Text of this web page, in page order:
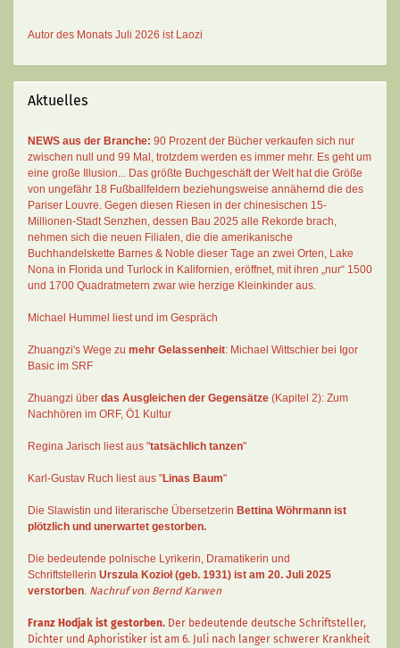
Autor des Monats Juli 2026 ist Laozi
Aktuelles
NEWS aus der Branche: 90 Prozent der Bücher verkaufen sich nur
zwischen null und 99 Mal , trotzdem werden es immer mehr. Es geht um
eine große Illusion... Das größte Buchgeschäft der Welt hat die Größe
von ungefähr 18 Fußballfeldern beziehungsweise annähernd die des
Pariser Louvre. Gegen diesen Riesen in der chinesischen 15-
Millionen-Stadt Senzhen, dessen Bau 2025 alle Rekorde brach,
nehmen sich die neuen Filialen, die die amerikanische
Buchhandelskette Barnes & Noble dieser Tage an zwei Orten, Lake
Nona in Florida und Turlock in Kalifornien, eröffnet, mit ihren „nur“ 1500
und 1700 Quadratmetern zwar wie herzige Kleinkinder aus.
Michael Hummel liest und im Gespräch
Zhuangzi's Wege zu mehr Gelassenheit: Michael Wittschier bei Igor
Basic im SRF
Zhuangzi über das Ausgleichen der Gegensätze (Kapitel 2): Zum
Nachhören im ORF, Ö1 Kultur
Regina Jarisch liest aus "tatsächlich tanzen"
Karl-Gustav Ruch liest aus "Linas Baum"
Die Slawistin und literarische Übersetzerin Bettina Wöhrmann ist
plötzlich und unerwartet gestorben.
Die bedeutende polnische Lyrikerin, Dramatikerin und
Schriftstellerin Urszula Kozioł (geb. 1931) ist am 20. Juli 2025
verstorben. Nachruf von Bernd Karwen
Franz Hodjak ist gestorben. Der bedeutende deutsche Schriftsteller,
Dichter und Aphoristiker ist am 6. Juli nach langer schwerer Krankheit